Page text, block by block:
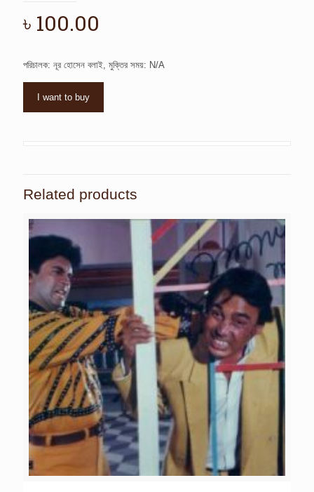
৳ 100.00
পরিচালক: নূর হোসেন বলাই, মুক্তির সময়: N/A
I want to buy
Related products